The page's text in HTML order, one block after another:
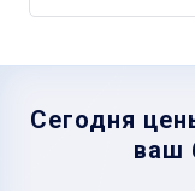
Сегодня
ваш